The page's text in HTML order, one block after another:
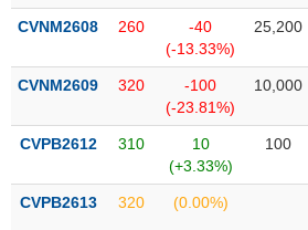
CVNM2608 260
-40
(-13.33%)
25,200
CVNM2609 320
-100
(-23.81%)
10,000
CVPB2612 310
10
(+3.33%)
100
CVPB2613 320 (0.00%)